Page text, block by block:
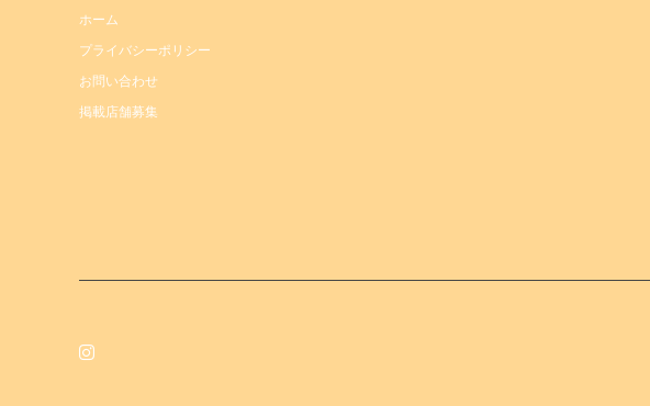
ホーム
プライバシーポリシー
お問い合わせ
掲載店舗募集